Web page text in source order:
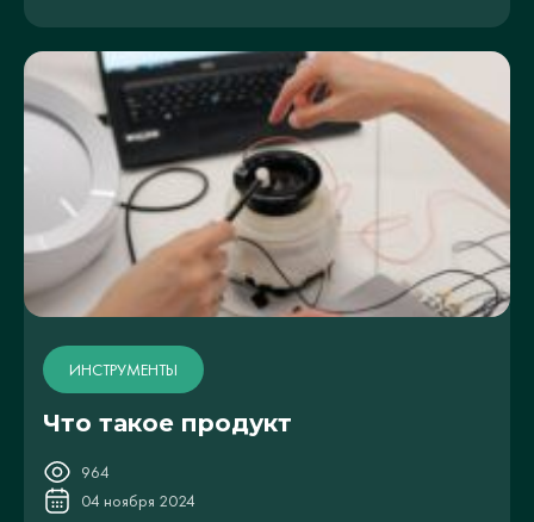
ИНСТРУМЕНТЫ
Что такое продукт
04 ноября 2024
964